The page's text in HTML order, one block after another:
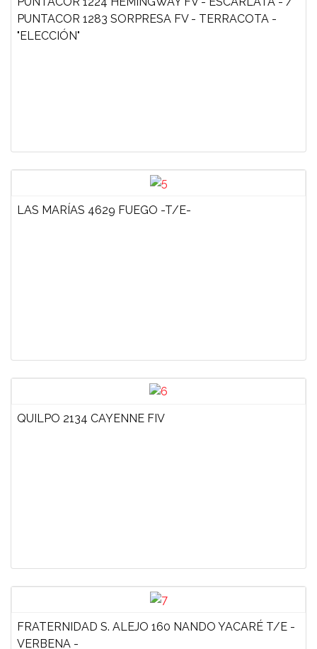
PUNTACOR 1283 SORPRESA FV - TERRACOTA -
"ELECCIÓN"
LAS MARÍAS 4629 FUEGO -T/E-
QUILPO 2134 CAYENNE FIV
FRATERNIDAD S. ALEJO 160 NANDO YACARÉ T/E -
VERBENA -